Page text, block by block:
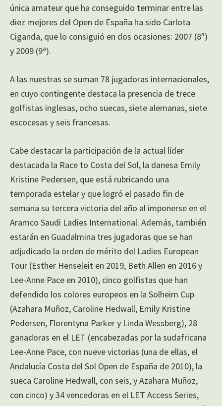
única amateur que ha conseguido terminar entre las
diez mejores del Open de España ha sido Carlota
Ciganda, que lo consiguió en dos ocasiones: 2007 (8ª)
y 2009 (9ª).
A las nuestras se suman 78 jugadoras internacionales,
en cuyo contingente destaca la presencia de trece
golfistas inglesas, ocho suecas, siete alemanas, siete
escocesas y seis francesas.
Cabe destacar la participación de la actual líder
destacada la Race to Costa del Sol, la danesa Emily
Kristine Pedersen, que está rubricando una
temporada estelar y que logró el pasado fin de
semana su tercera victoria del año al imponerse en el
Aramco Saudi Ladies International. Además, también
estarán en Guadalmina tres jugadoras que se han
adjudicado la orden de mérito del Ladies European
Tour (Esther Henseleit en 2019, Beth Allen en 2016 y
Lee-Anne Pace en 2010), cinco golfistas que han
defendido los colores europeos en la Solheim Cup
(Azahara Muñoz, Caroline Hedwall, Emily Kristine
Pedersen, Florentyna Parker y Linda Wessberg), 28
ganadoras en el LET (encabezadas por la sudafricana
Lee-Anne Pace, con nueve victorias (una de ellas, el
Andalucía Costa del Sol Open de España de 2010), la
sueca Caroline Hedwall, con seis, y Azahara Muñoz,
con cinco) y 34 vencedoras en el LET Access Series,